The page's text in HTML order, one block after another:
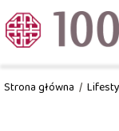
Strona główna /